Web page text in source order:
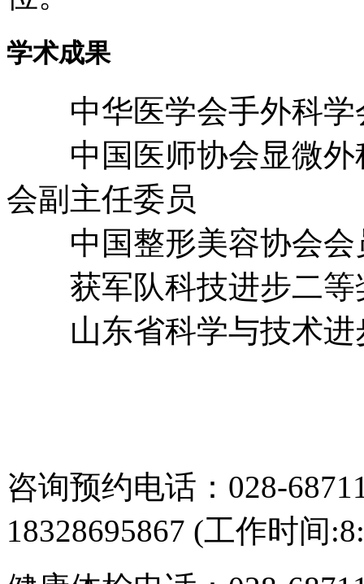
学术成果
中华医学会手外科学
中国医师协会显微外
会副主任委员
中国整形美容协会会
获军队科技进步二等
山东省科学与技术进
咨询预约电话：028-
18328695867 (工作时间